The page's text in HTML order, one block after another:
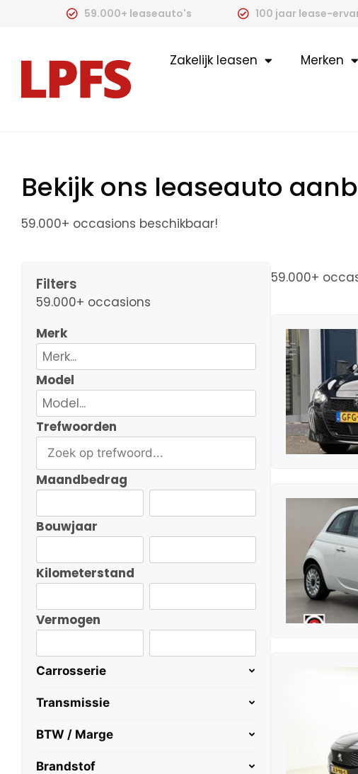
59.000+ leaseauto's 100 jaar lease-
Zakelijk leasen Merken
Bekijk ons leaseauto
59.000+ occasions beschikbaar!
Filters
59.000+ occasions
Merk
Model
Trefwoorden
Maandbedrag
Bouwjaar
Kilometerstand
Vermogen
Carrosserie
Transmissie
BTW / Marge
Brandstof
59.000+